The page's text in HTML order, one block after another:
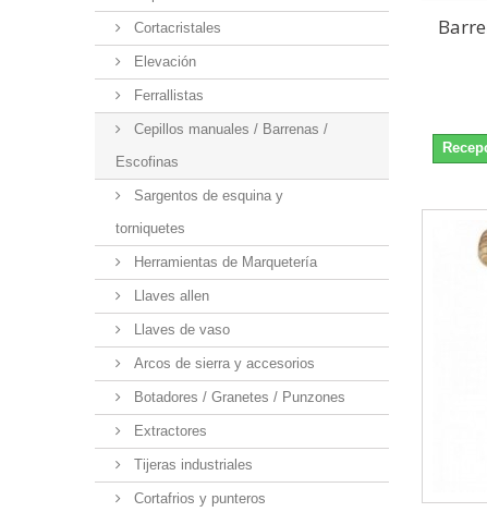
Cortacristales
Elevación
Ferrallistas
Cepillos manuales / Barrenas /
Escofinas
Sargentos de esquina y
torniquetes
Herramientas de Marquetería
Llaves allen
Llaves de vaso
Arcos de sierra y accesorios
Botadores / Granetes / Punzones
Extractores
Tijeras industriales
Cortafrios y punteros